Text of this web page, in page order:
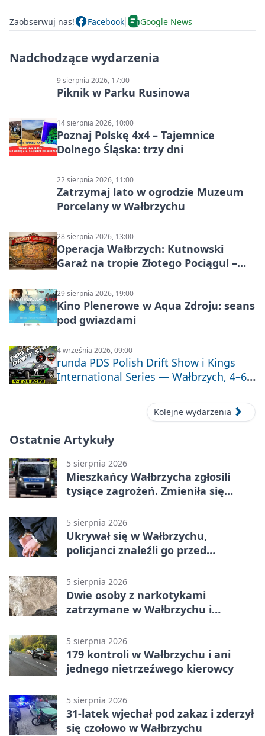
Zaobserwuj nas! Facebook Google News
Nadchodzące wydarzenia
9 sierpnia 2026, 17:00
Piknik w Parku Rusinowa
14 sierpnia 2026, 10:00
Poznaj Polskę 4x4 – Tajemnice
Dolnego Śląska: trzy dni
22 sierpnia 2026, 11:00
Zatrzymaj lato w ogrodzie Muzeum
Porcelany w Wałbrzychu
28 sierpnia 2026, 13:00
Operacja Wałbrzych: Kutnowski
Garaż na tropie Złotego Pociągu! –
29 sierpnia 2026, 19:00
Kino Plenerowe w Aqua Zdroju: seans
pod gwiazdami
4 września 2026, 09:00
runda PDS Polish Drift Show i Kings
International Series — Wałbrzych, 4–6
Kolejne wydarzenia
Ostatnie Artykuły
5 sierpnia 2026
Mieszkańcy Wałbrzycha zgłosili
tysiące zagrożeń. Zmieniła się
5 sierpnia 2026
Ukrywał się w Wałbrzychu,
policjanci znaleźli go przed
5 sierpnia 2026
Dwie osoby z narkotykami
zatrzymane w Wałbrzychu i
5 sierpnia 2026
179 kontroli w Wałbrzychu i ani
jednego nietrzeźwego kierowcy
5 sierpnia 2026
31-latek wjechał pod zakaz i zderzył
się czołowo w Wałbrzychu